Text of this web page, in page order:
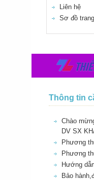
Liên hệ
Sơ đồ trang
Thông tin
Chào
DV SX
Phương
Phương
Hướng
Bảo